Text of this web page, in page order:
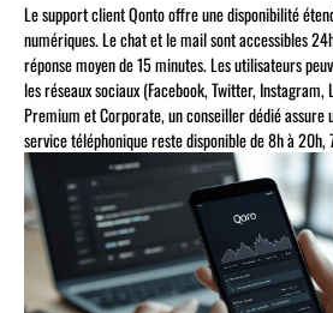
Le support client Qonto offre une disponibilité
numériques. Le chat et le mail sont accessibles
réponse moyen de 15 minutes. Les utilisateurs
les réseaux sociaux (Facebook, Twitter,
Premium et Corporate, un conseiller dédié assure
service téléphonique reste disponible de 8h à 20h,